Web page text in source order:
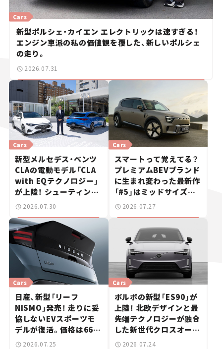
Cars
新型ポルシェ・カイエン エレクトリックは速すぎる！
エンジン車派の私の価値観を覆した、新しいポルシェ
の走り。
2026.07.31
Cars
新型メルセデス・ベンツ
CLAの電動モデル「CLA
with EQテクノロジー」
が上陸！ シューティング
ブレークも発売【新車ニ
2026.07.30
Cars
スマートって覚えてる？
プレミアムBEVブランド
に生まれ変わった最新作
「#5」はミッドサイズ
SUV！【日本未発売のク
2026.07.27
Cars
日産、新型「リーフ
NISMO」発売！ 走りに妥
協しないEVスポーツモ
デルが復活。価格は660
万円から【新車ニュース】
2026.07.25
Cars
ボルボの新型「ES90」が
上陸！ 北欧デザインと最
先端テクノロジーが融合
した新世代クロスオーバ
ー【新車ニュース】
2026.07.24